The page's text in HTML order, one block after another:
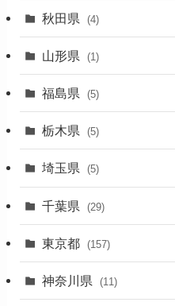
(1)
(1)
(3)
秋田県 (4)
山形県 (1)
福島県 (5)
栃木県 (5)
埼玉県 (5)
千葉県 (29)
東京都 (157)
(36)
神奈川県 (11)